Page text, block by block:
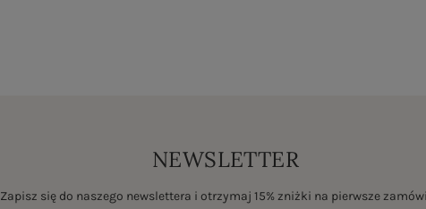
NEWSLETTER
Zapisz się do naszego newslettera i otrzymaj 15% zniżki na pierwsze